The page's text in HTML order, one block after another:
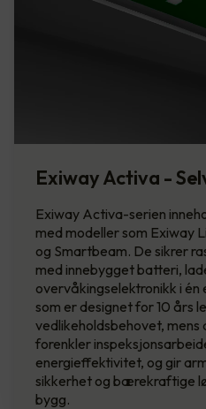
Exiway Activa -
Exiway Activa-serien
med modeller som Exiway
og Smartbeam. De sikrer
med innebygget batteri,
overvåkingselektronikk i
som er designet for 10 års
vedlikeholdsbehovet,
forenkler
energieffektivitet, og gir
sikkerhet og bærekraftige
bygg.